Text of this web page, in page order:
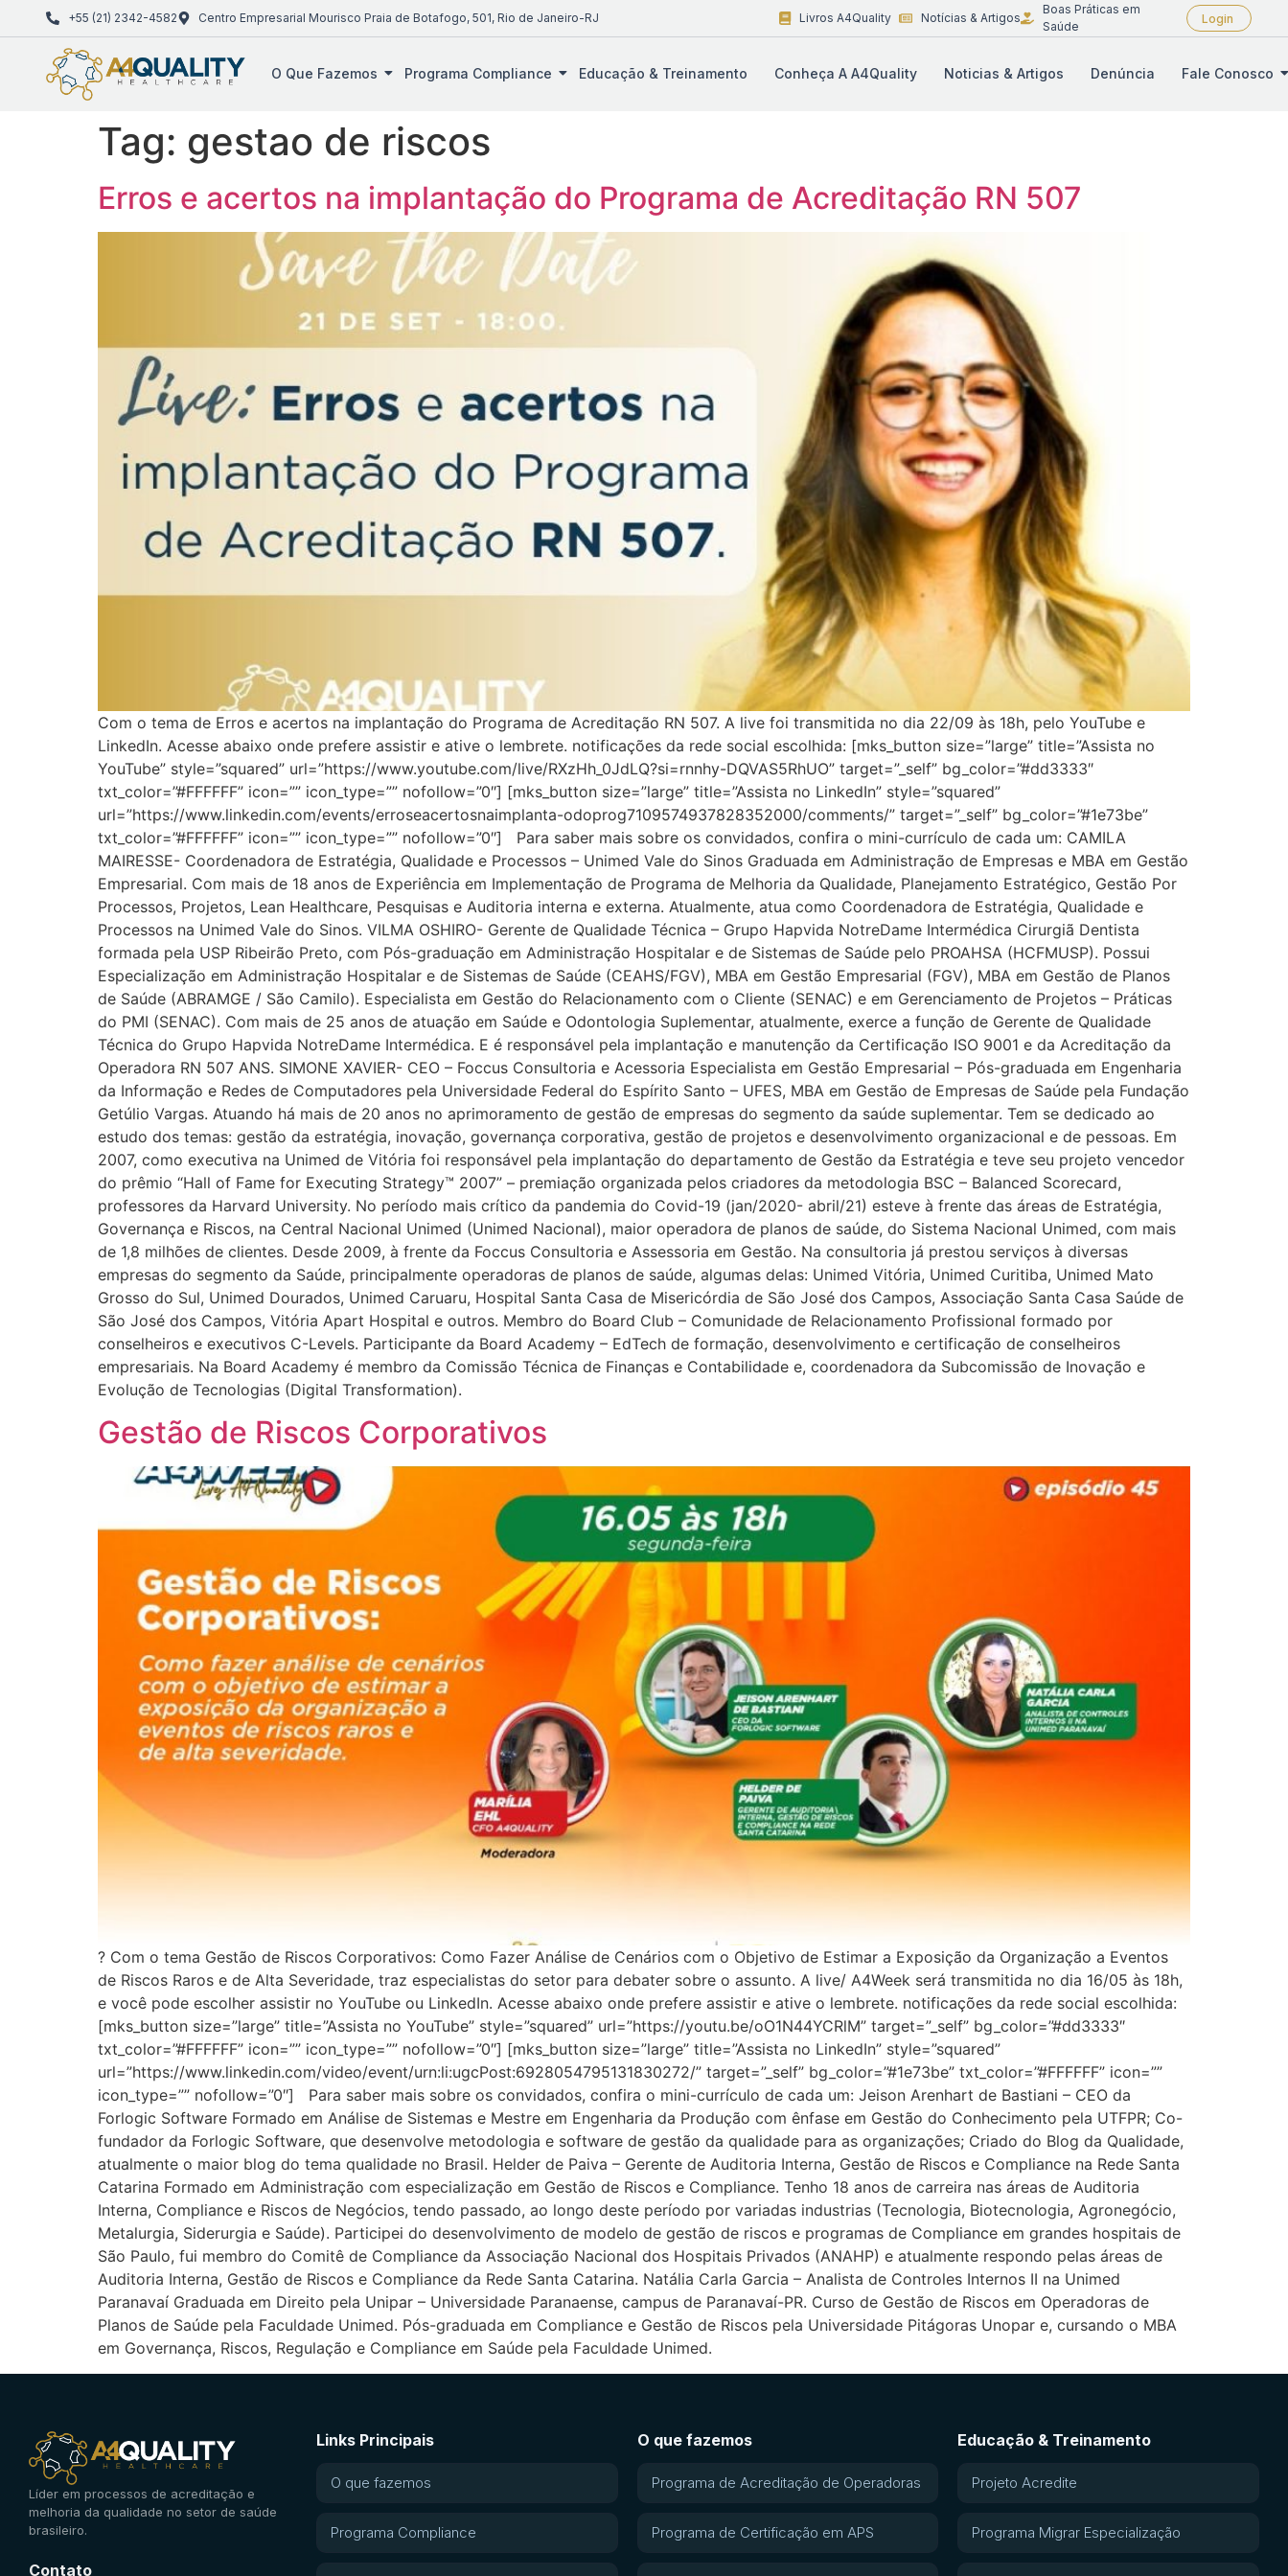
+55 (21) 2342-4582 Centro Empresarial Mourisco Praia de Botafogo, 501, Rio de Janeiro-RJ Livros A4Quality Notícias & Artigos
Boas Práticas em
Saúde
Login
O Que Fazemos Programa Compliance Educação & Treinamento Conheça A A4Quality Noticias & Artigos Denúncia Fale Conosco
Tag: gestao de riscos
Erros e acertos na implantação do Programa de Acreditação RN 507
Com o tema de Erros e acertos na implantação do Programa de Acreditação RN 507. A live foi transmitida no dia 22/09 às 18h, pelo YouTube e
LinkedIn. Acesse abaixo onde prefere assistir e ative o lembrete. notificações da rede social escolhida: [mks_button size=”large” title=”Assista no
YouTube” style=”squared” url=”https://www.youtube.com/live/RXzHh_0JdLQ?si=rnnhy-DQVAS5RhUO” target=”_self” bg_color=”#dd3333″
txt_color=”#FFFFFF” icon=”” icon_type=”” nofollow=”0″] [mks_button size=”large” title=”Assista no LinkedIn” style=”squared”
url=”https://www.linkedin.com/events/erroseacertosnaimplanta-odoprog7109574937828352000/comments/” target=”_self” bg_color=”#1e73be”
txt_color=”#FFFFFF” icon=”” icon_type=”” nofollow=”0″] Para saber mais sobre os convidados, confira o mini-currículo de cada um: CAMILA
MAIRESSE- Coordenadora de Estratégia, Qualidade e Processos – Unimed Vale do Sinos Graduada em Administração de Empresas e MBA em Gestão
Empresarial. Com mais de 18 anos de Experiência em Implementação de Programa de Melhoria da Qualidade, Planejamento Estratégico, Gestão Por
Processos, Projetos, Lean Healthcare, Pesquisas e Auditoria interna e externa. Atualmente, atua como Coordenadora de Estratégia, Qualidade e
Processos na Unimed Vale do Sinos. VILMA OSHIRO- Gerente de Qualidade Técnica – Grupo Hapvida NotreDame Intermédica Cirurgiã Dentista
formada pela USP Ribeirão Preto, com Pós-graduação em Administração Hospitalar e de Sistemas de Saúde pelo PROAHSA (HCFMUSP). Possui
Especialização em Administração Hospitalar e de Sistemas de Saúde (CEAHS/FGV), MBA em Gestão Empresarial (FGV), MBA em Gestão de Planos
de Saúde (ABRAMGE / São Camilo). Especialista em Gestão do Relacionamento com o Cliente (SENAC) e em Gerenciamento de Projetos – Práticas
do PMI (SENAC). Com mais de 25 anos de atuação em Saúde e Odontologia Suplementar, atualmente, exerce a função de Gerente de Qualidade
Técnica do Grupo Hapvida NotreDame Intermédica. E é responsável pela implantação e manutenção da Certificação ISO 9001 e da Acreditação da
Operadora RN 507 ANS. SIMONE XAVIER- CEO – Foccus Consultoria e Acessoria Especialista em Gestão Empresarial – Pós-graduada em Engenharia
da Informação e Redes de Computadores pela Universidade Federal do Espírito Santo – UFES, MBA em Gestão de Empresas de Saúde pela Fundação
Getúlio Vargas. Atuando há mais de 20 anos no aprimoramento de gestão de empresas do segmento da saúde suplementar. Tem se dedicado ao
estudo dos temas: gestão da estratégia, inovação, governança corporativa, gestão de projetos e desenvolvimento organizacional e de pessoas. Em
2007, como executiva na Unimed de Vitória foi responsável pela implantação do departamento de Gestão da Estratégia e teve seu projeto vencedor
do prêmio “Hall of Fame for Executing Strategy™ 2007” – premiação organizada pelos criadores da metodologia BSC – Balanced Scorecard,
professores da Harvard University. No período mais crítico da pandemia do Covid-19 (jan/2020- abril/21) esteve à frente das áreas de Estratégia,
Governança e Riscos, na Central Nacional Unimed (Unimed Nacional), maior operadora de planos de saúde, do Sistema Nacional Unimed, com mais
de 1,8 milhões de clientes. Desde 2009, à frente da Foccus Consultoria e Assessoria em Gestão. Na consultoria já prestou serviços à diversas
empresas do segmento da Saúde, principalmente operadoras de planos de saúde, algumas delas: Unimed Vitória, Unimed Curitiba, Unimed Mato
Grosso do Sul, Unimed Dourados, Unimed Caruaru, Hospital Santa Casa de Misericórdia de São José dos Campos, Associação Santa Casa Saúde de
São José dos Campos, Vitória Apart Hospital e outros. Membro do Board Club – Comunidade de Relacionamento Profissional formado por
conselheiros e executivos C-Levels. Participante da Board Academy – EdTech de formação, desenvolvimento e certificação de conselheiros
empresariais. Na Board Academy é membro da Comissão Técnica de Finanças e Contabilidade e, coordenadora da Subcomissão de Inovação e
Evolução de Tecnologias (Digital Transformation).
Gestão de Riscos Corporativos
? Com o tema Gestão de Riscos Corporativos: Como Fazer Análise de Cenários com o Objetivo de Estimar a Exposição da Organização a Eventos
de Riscos Raros e de Alta Severidade, traz especialistas do setor para debater sobre o assunto. A live/ A4Week será transmitida no dia 16/05 às 18h,
e você pode escolher assistir no YouTube ou LinkedIn. Acesse abaixo onde prefere assistir e ative o lembrete. notificações da rede social escolhida:
[mks_button size=”large” title=”Assista no YouTube” style=”squared” url=”https://youtu.be/oO1N44YCRlM” target=”_self” bg_color=”#dd3333″
txt_color=”#FFFFFF” icon=”” icon_type=”” nofollow=”0″] [mks_button size=”large” title=”Assista no LinkedIn” style=”squared”
url=”https://www.linkedin.com/video/event/urn:li:ugcPost:6928054795131830272/” target=”_self” bg_color=”#1e73be” txt_color=”#FFFFFF” icon=””
icon_type=”” nofollow=”0″] Para saber mais sobre os convidados, confira o mini-currículo de cada um: Jeison Arenhart de Bastiani – CEO da
Forlogic Software Formado em Análise de Sistemas e Mestre em Engenharia da Produção com ênfase em Gestão do Conhecimento pela UTFPR; Co-
fundador da Forlogic Software, que desenvolve metodologia e software de gestão da qualidade para as organizações; Criado do Blog da Qualidade,
atualmente o maior blog do tema qualidade no Brasil. Helder de Paiva – Gerente de Auditoria Interna, Gestão de Riscos e Compliance na Rede Santa
Catarina Formado em Administração com especialização em Gestão de Riscos e Compliance. Tenho 18 anos de carreira nas áreas de Auditoria
Interna, Compliance e Riscos de Negócios, tendo passado, ao longo deste período por variadas industrias (Tecnologia, Biotecnologia, Agronegócio,
Metalurgia, Siderurgia e Saúde). Participei do desenvolvimento de modelo de gestão de riscos e programas de Compliance em grandes hospitais de
São Paulo, fui membro do Comitê de Compliance da Associação Nacional dos Hospitais Privados (ANAHP) e atualmente respondo pelas áreas de
Auditoria Interna, Gestão de Riscos e Compliance da Rede Santa Catarina. Natália Carla Garcia – Analista de Controles Internos II na Unimed
Paranavaí Graduada em Direito pela Unipar – Universidade Paranaense, campus de Paranavaí-PR. Curso de Gestão de Riscos em Operadoras de
Planos de Saúde pela Faculdade Unimed. Pós-graduada em Compliance e Gestão de Riscos pela Universidade Pitágoras Unopar e, cursando o MBA
em Governança, Riscos, Regulação e Compliance em Saúde pela Faculdade Unimed.
Líder em processos de acreditação e
melhoria da qualidade no setor de saúde
brasileiro.
Contato
Links Principais
O que fazemos
Programa Compliance
O que fazemos
Programa de Acreditação de Operadoras
Programa de Certificação em APS
Educação & Treinamento
Projeto Acredite
Programa Migrar Especialização